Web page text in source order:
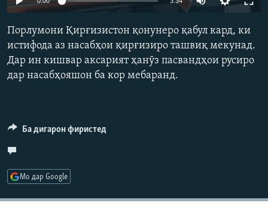
ГУЗОРИШҲОИ РАДИОӢ
ПАЙГИРӢ КУНЕД
Ҳамаи сомонаҳои RFE/RL
Auto 240p 360p 480p
480p
Порлумони Қирғизистон қонунеро қабул кард, ки
истифода аз насабҳои қирғизиро ташвиқ мекунад.
Дар ин кишвар аксарият ҳанӯз пасвандҳои русиро
дар насабҳояшон ба кор мебаранд.
Ба дигарон фиристед
Мо дар Google